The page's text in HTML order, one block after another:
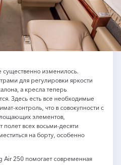
существенно изменилось.
для регулировки яркости
а кресла теперь
Здесь есть все необходимые
контроль, что в совокупности с
элементов,
полет всех восьми-десяти
на борту, особенно
250 помогает современная